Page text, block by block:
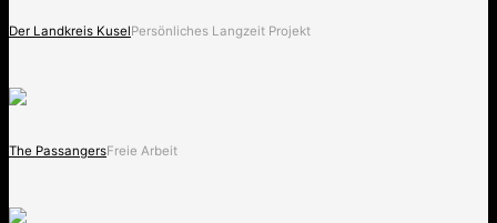
Der Landkreis KuselPersönliches Langzeit Projekt
The PassangersFreie Arbeit